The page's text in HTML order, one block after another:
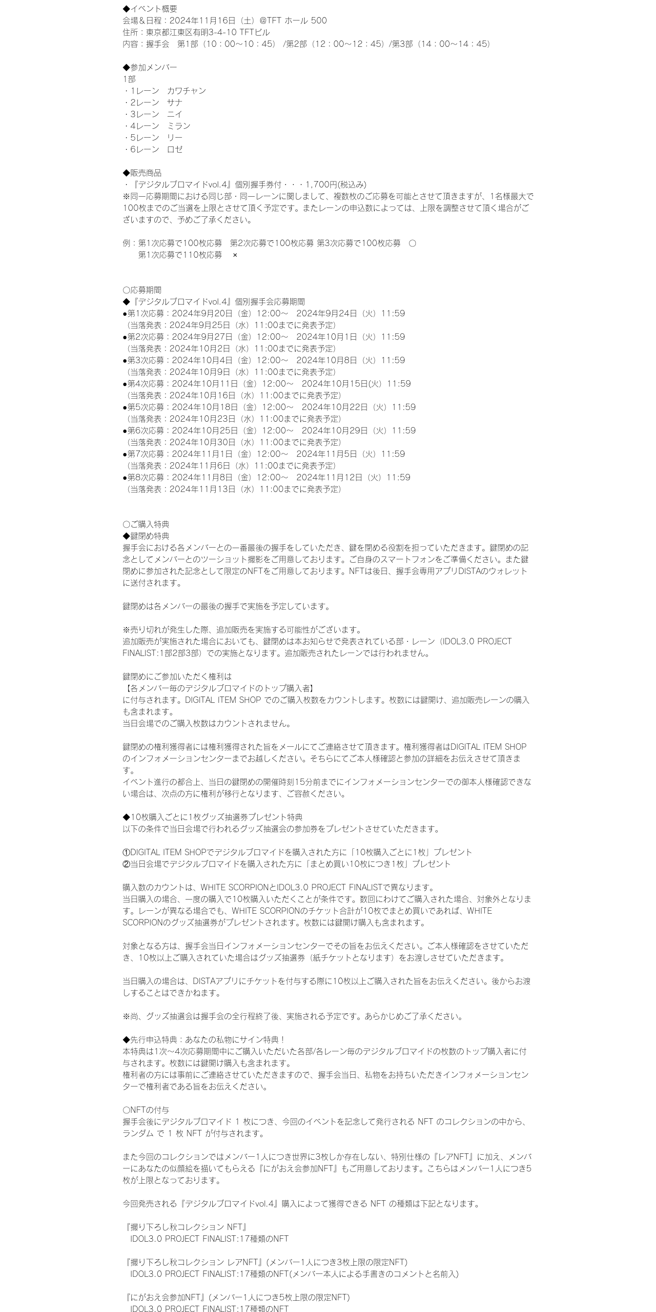
◆イベント概要
会場＆日程：2024年11月16日（土）＠TFT ホール 500
住所：東京都江東区有明3-4-10 TFTビル
内容：握手会　第1部（10：00～10：45） /第2部（12：00～12：45）/第3部（14：00～14：45）
◆参加メンバー
1部
・1レーン　カワチャン
・2レーン　サナ
・3レーン　ニイ
・4レーン　ミラン
・5レーン　リー
・6レーン　ロゼ
◆販売商品
・『デジタルブロマイドvol.4』個別握手券付・・・1,700円(税込み)
※同一応募期間における同じ部・同一レーンに関しまして、複数枚のご応募を可能とさせて頂きますが、1名様最大で
100枚までのご当選を上限とさせて頂く予定です。またレーンの申込数によっては、上限を調整させて頂く場合がご
ざいますので、予めご了承ください。
例：第1次応募で100枚応募　第2次応募で100枚応募 第3次応募で100枚応募　〇
第1次応募で110枚応募　 ×
〇応募期間
◆『デジタルブロマイドvol.4』個別握手会応募期間
●第1次応募：2024年9月20日（金）12:00～　2024年9月24日（火）11:59
（当落発表：2024年9月25日（水）11:00までに発表予定）
●第2次応募：2024年9月27日（金）12:00～　2024年10月1日（火）11:59
（当落発表：2024年10月2日（水）11:00までに発表予定）
●第3次応募：2024年10月4日（金）12:00～　2024年10月8日（火）11:59
（当落発表：2024年10月9日（水）11:00までに発表予定）
●第4次応募：2024年10月11日（金）12:00～　2024年10月15日(火）11:59
（当落発表：2024年10月16日（水）11:00までに発表予定）
●第5次応募：2024年10月18日（金）12:00～　2024年10月22日（火）11:59
（当落発表：2024年10月23日（水）11:00までに発表予定）
●第6次応募：2024年10月25日（金）12:00～　2024年10月29日（火）11:59
（当落発表：2024年10月30日（水）11:00までに発表予定）
●第7次応募：2024年11月1日（金）12:00～　2024年11月5日（火）11:59
（当落発表：2024年11月6日（水）11:00までに発表予定）
●第8次応募：2024年11月8日（金）12:00～　2024年11月12日（火）11:59
（当落発表：2024年11月13日（水）11:00までに発表予定）
〇ご購入特典
◆鍵閉め特典
握手会における各メンバーとの一番最後の握手をしていただき、鍵を閉める役割を担っていただきます。鍵閉めの記
念としてメンバーとのツーショット撮影をご用意しております。ご自身のスマートフォンをご準備ください。また鍵
閉めに参加された記念として限定のNFTをご用意しております。NFTは後日、握手会専用アプリDISTAのウォレット
に送付されます。
鍵閉めは各メンバーの最後の握手で実施を予定しています。
※売り切れが発生した際、追加販売を実施する可能性がございます。
追加販売が実施された場合においても、鍵閉めは本お知らせで発表されている部・レーン（IDOL3.0 PROJECT
FINALIST:1部2部3部）での実施となります。追加販売されたレーンでは行われません。
鍵閉めにご参加いただく権利は
【各メンバー毎のデジタルブロマイドのトップ購入者】
に付与されます。DIGITAL ITEM SHOP でのご購入枚数をカウントします。枚数には鍵開け、追加販売レーンの購入
も含まれます。
当日会場でのご購入枚数はカウントされません。
鍵閉めの権利獲得者には権利獲得された旨をメールにてご連絡させて頂きます。権利獲得者はDIGITAL ITEM SHOP
のインフォメーションセンターまでお越しください。そちらにてご本人様確認と参加の詳細をお伝えさせて頂きま
す。
イベント進行の都合上、当日の鍵閉めの開催時刻15分前までにインフォメーションセンターでの御本人様確認できな
い場合は、次点の方に権利が移行となります、ご容赦ください。
◆10枚購入ごとに1枚グッズ抽選券プレゼント特典
以下の条件で当日会場で行われるグッズ抽選会の参加券をプレゼントさせていただきます。
①DIGITAL ITEM SHOPでデジタルブロマイドを購入された方に「10枚購入ごとに1枚」プレゼント
②当日会場でデジタルブロマイドを購入された方に「まとめ買い10枚につき1枚」プレゼント
購入数のカウントは、WHITE SCORPIONとIDOL3.0 PROJECT FINALISTで異なります。
当日購入の場合、一度の購入で10枚購入いただくことが条件です。数回にわけてご購入された場合、対象外となりま
す。レーンが異なる場合でも、WHITE SCORPIONのチケット合計が10枚でまとめ買いであれば、WHITE
SCORPIONのグッズ抽選券がプレゼントされます。枚数には鍵開け購入も含まれます。
対象となる方は、握手会当日インフォメーションセンターでその旨をお伝えください。ご本人様確認をさせていただ
き、10枚以上ご購入されていた場合はグッズ抽選券（紙チケットとなります）をお渡しさせていただきます。
当日購入の場合は、DISTAアプリにチケットを付与する際に10枚以上ご購入された旨をお伝えください。後からお渡
しすることはできかねます。
※尚、グッズ抽選会は握手会の全行程終了後、実施される予定です。あらかじめご了承ください。
◆先行申込特典：あなたの私物にサイン特典！
本特典は1次〜4次応募期間中にご購入いただいた各部/各レーン毎のデジタルブロマイドの枚数のトップ購入者に付
与されます。枚数には鍵開け購入も含まれます。
権利者の方には事前にご連絡させていただきますので、握手会当日、私物をお持ちいただきインフォメーションセン
ターで権利者である旨をお伝えください。
〇NFTの付与
握手会後にデジタルブロマイド 1 枚につき、今回のイベントを記念して発行される NFT のコレクションの中から、
ランダム で 1 枚 NFT が付与されます。
また今回のコレクションではメンバー1人につき世界に3枚しか存在しない、特別仕様の『レアNFT』に加え、メンバ
ーにあなたの似顔絵を描いてもらえる『にがおえ会参加NFT』もご用意しております。こちらはメンバー1人につき5
枚が上限となっております。
今回発売される『デジタルブロマイドvol.4』購入によって獲得できる NFT の種類は下記となります。
『撮り下ろし秋コレクション NFT』
IDOL3.0 PROJECT FINALIST:17種類のNFT
『撮り下ろし秋コレクション レアNFT』(メンバー1人につき3枚上限の限定NFT)
IDOL3.0 PROJECT FINALIST:17種類のNFT(メンバー本人による手書きのコメントと名前入)
『にがおえ会参加NFT』(メンバー1人につき5枚上限の限定NFT)
IDOL3.0 PROJECT FINALIST:17種類のNFT